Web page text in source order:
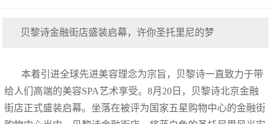
贝黎诗金融街店盛装启幕，许你圣托里尼的梦
本着引进全球先进美容理念为宗旨，贝黎诗一直致力于带
给人们高端的美容SPA艺术享受。8月 20 日，贝黎诗北京金融
街店正式盛装启幕。坐落在被评为国家五星购物中心的金融街